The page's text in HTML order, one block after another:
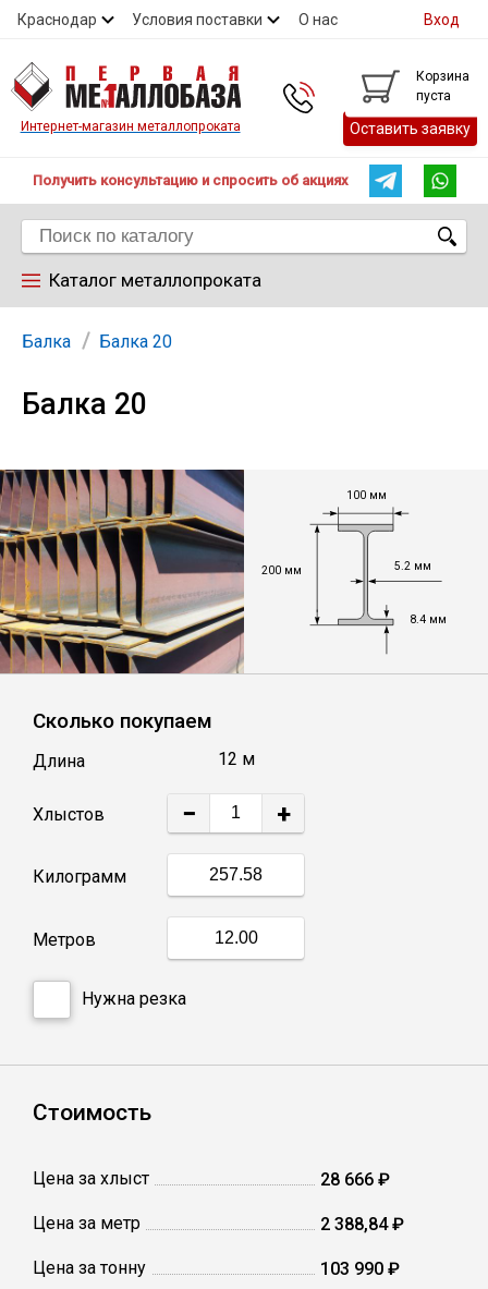
Краснодар Условия поставки О нас
Контакты
Контакты
Вход
Интернет-магазин металлопроката
Корзина
пуста
Оставить заявку
Получить консультацию и спросить об акциях
Каталог металлопроката
Арматура
Труба
Лист
Уголок
Балка
Швеллер
Квадрат
Труба профильная
Катанка
Полоса
Балка Балка 20
Балка 20
200 мм
100 мм
5.2 мм
8.4 мм
Сколько покупаем
Длина 12 м
Хлыстов − +
Килограмм
Метров
Нужна резка
Стоимость
Цена за хлыст 28 666 ₽
Цена за метр 2 388,84 ₽
Цена за тонну 103 990 ₽